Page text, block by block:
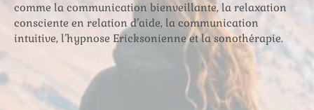
comme la communication bienveillante, la relaxation
consciente en relation d’aide, la communication
intuitive, l’hypnose Ericksonienne et la sonothérapie.